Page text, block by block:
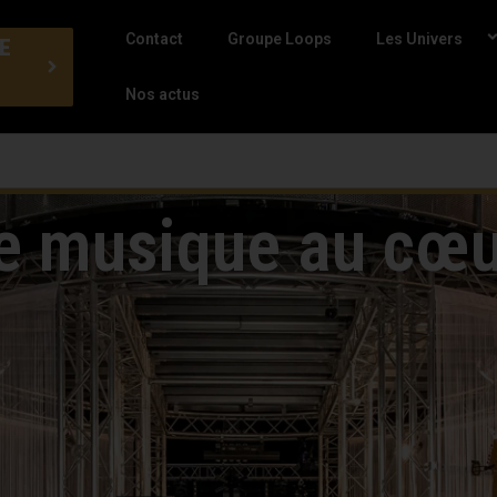
Contact Groupe Loops Les Univers
Nos actus
musique au